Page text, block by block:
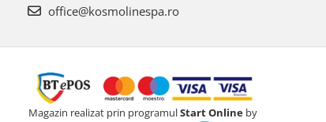
office@kosmolinespa.ro
Magazin realizat prin programulStart Online by